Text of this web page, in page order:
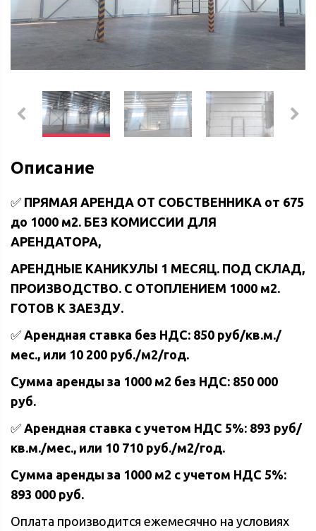
Описание
✅ ПРЯМАЯ АРЕНДА ОТ СОБСТВЕННИКА от 675
до 1000 м2. БЕЗ КОМИССИИ ДЛЯ
АРЕНДАТОРА,
АРЕНДНЫЕ КАНИКУЛЫ 1 МЕСЯЦ. ПОД СКЛАД,
ПРОИЗВОДСТВО. С ОТОПЛЕНИЕМ 1000 м2.
ГОТОВ К ЗАЕЗДУ.
✅ Арендная ставка без НДС: 850 руб/кв.м./
мес., или 10 200 руб./м2/год.
Сумма аренды за 1000 м2 без НДС: 850 000
руб.
✅ Арендная ставка с учетом НДС 5%: 893 руб/
кв.м./мес., или 10 710 руб./м2/год.
Сумма аренды за 1000 м2 с учетом НДС 5%:
893 000 руб.
Оплата производится ежемесячно на условиях